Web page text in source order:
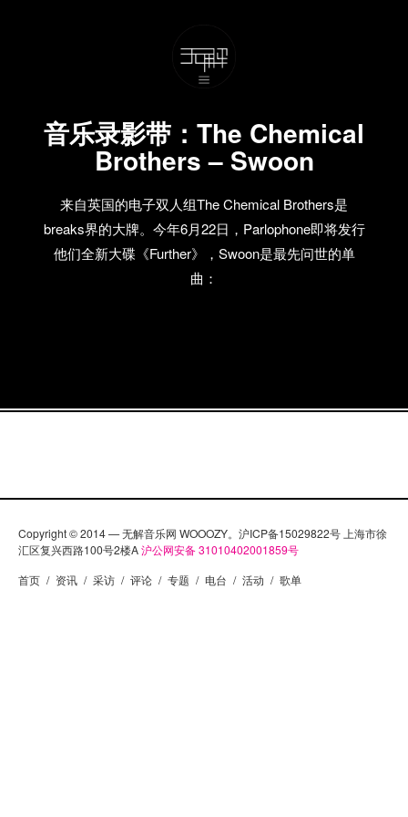
音乐录影带：The Chemical
Brothers – Swoon
来自英国的电子双人组The Chemical Brothers是
breaks界的大牌。今年6月22日，Parlophone即将发行
他们全新大碟《Further》，Swoon是最先问世的单
曲：
Copyright © 2014 — 无解音乐网 WOOOZY。沪ICP备15029822号 上海市徐
汇区复兴西路100号2楼A沪公网安备 31010402001859号
首页 / 资讯 / 采访 / 评论 / 专题 / 电台 / 活动 / 歌单